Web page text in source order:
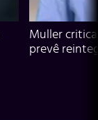
Muller
prevê